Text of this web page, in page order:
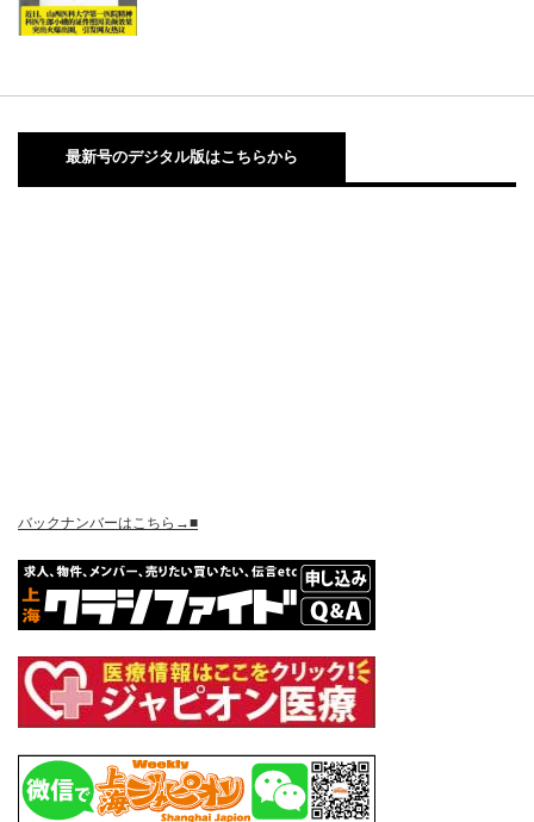
最新号のデジタル版はこちらから
バックナンバーはこちら→■